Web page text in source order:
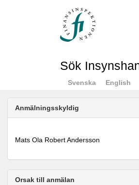
Sök
Svenska English
Anmälningsskyldig
Mats Ola Robert Andersson
Orsak till anmälan